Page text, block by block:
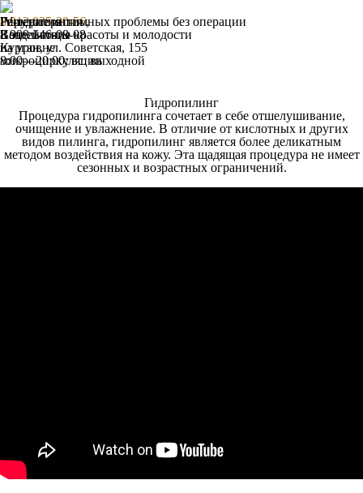
Гирудотерапия
Воздействие
на уровне
микроциркуляции
IV-терапия
Капельницы красоты и молодости
Решение интимных проблемы без операции
8 912 835-20-56,
8 909 146-08-08
Курган, ул. Советская, 155
8:00—20:00; вс: выходной
Гидропилинг
Процедура гидропилинга сочетает в себе отшелушивание,
очищение и увлажнение. В отличие от кислотных и других
видов пилинга, гидропилинг является более деликатным
методом воздействия на кожу. Эта щадящая процедура не имеет
сезонных и возрастных ограничений.